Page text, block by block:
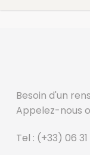
Besoin d'un
Appelez-nous
Tel : (+33) 06 31